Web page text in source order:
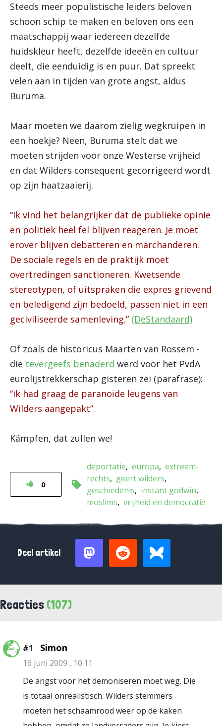
Steeds meer populistische leiders beloven
schoon schip te maken en beloven ons een
maatschappij waar iedereen dezelfde
huidskleur heeft, dezelfde ideeën en cultuur
deelt, die eenduidig is en puur. Dat spreekt
velen aan in tijden van grote angst, aldus
Buruma.
Maar moeten we daarom zielig wegkruipen in
een hoekje? Neen, Buruma stelt dat we
moeten strijden voor onze Westerse vrijheid
en dat Wilders consequent gecorrigeerd wordt
op zijn haatzaaierij.
“Ik vind het belangrijker dat de publieke opinie
en politiek heel fel blijven reageren. Je moet
erover blijven debatteren en marchanderen.
De sociale regels en de praktijk moet
overtredingen sanctioneren. Kwetsende
stereotypen, of uitspraken die expres grievend
en beledigend zijn bedoeld, passen niet in een
geciviliseerde samenleving.” (DeStandaard)
Of zoals de historicus Maarten van Rossem -
die tevergeefs benaderd werd voor het PvdA
eurolijstrekkerschap gisteren zei (parafrase):
“ik had graag de paranoïde leugens van
Wilders aangepakt”.
Kämpfen, dat zullen we!
0
deportatie europa extreem-
rechts
geert wilders
geschiedenis
instant godwin
moslims vrijheid en democratie
Deel artikel
Reacties (107)
#1 Simon
16 juni 2009 , 10:11
De angst voor het demoniseren moet weg. Die
is totaal onrealistisch. Wilders stemmers
moeten het schaamrood weer op de kaken